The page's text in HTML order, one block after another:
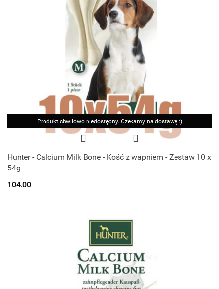
Produkt chwilowo niedostępny. Czekamy na dostawę :)
Hunter - Calcium Milk Bone - Kość z wapniem - Zestaw 10 x
54g
104.00